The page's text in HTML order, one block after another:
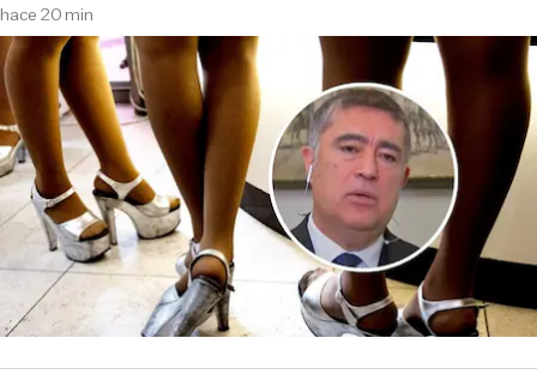
hace 20 min